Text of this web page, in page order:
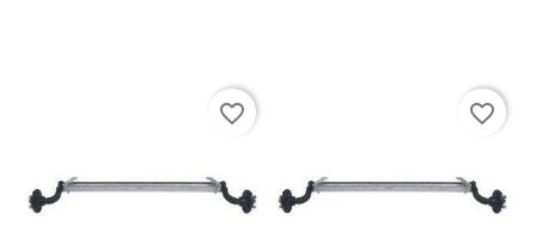
favorite_border favorite_border